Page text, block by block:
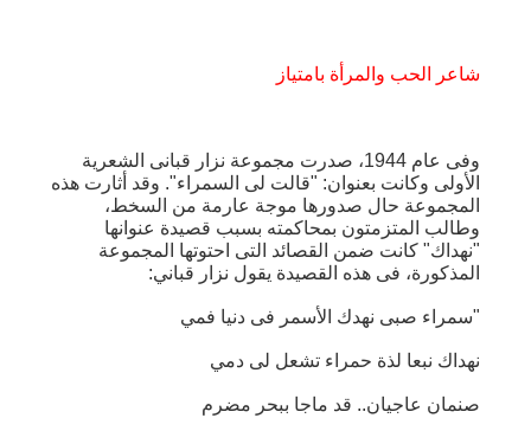
شاعر الحب والمرأة بامتياز
وفى عام 1944، صدرت مجموعة نزار قبانى الشعرية
الأولى وكانت بعنوان: "قالت لى السمراء". وقد أثارت هذه
المجموعة حال صدورها موجة عارمة من السخط،
وطالب المتزمتون بمحاكمته بسبب قصيدة عنوانها
"نهداك" كانت ضمن القصائد التى احتوتها المجموعة
المذكورة، فى هذه القصيدة يقول نزار قباني:
"سمراء صبى نهدك الأسمر فى دنيا فمي
نهداك نبعا لذة حمراء تشعل لى دمي
صنمان عاجيان.. قد ماجا ببحر مضرم